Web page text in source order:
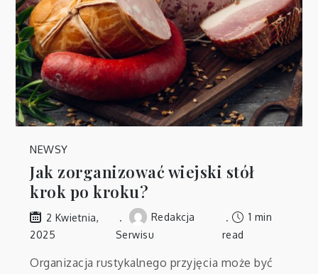
NEWSY
Jak zorganizować wiejski stół
krok po kroku?
2 Kwietnia,
2025
Redakcja
Serwisu
1 min
read
Organizacja rustykalnego przyjęcia może być